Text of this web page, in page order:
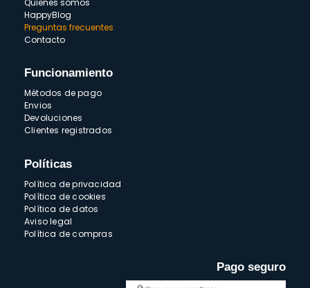
Quienes somos
HappyBlog
Preguntas frecuentes
Contacto
Funcionamiento
Métodos de pago
Envios
Devoluciones
Clientes registrados
Políticas
Política de privacidad
Política de cookies
Política de datos
Aviso legal
Política de compras
Pago seguro